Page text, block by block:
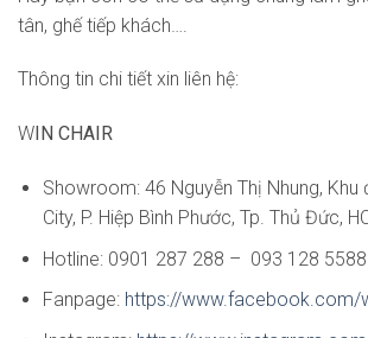
tân, ghế tiếp khách….
Thông tin chi tiết xin liên hệ:
WIN CHAIR
Showroom: 46 Nguyễn Thị Nhung, Khu
City, P. Hiệp Bình Phước, Tp. Thủ Đức,
Hotline: 0901 287 288 – 093 128
Fanpage: https://www.facebook.com/